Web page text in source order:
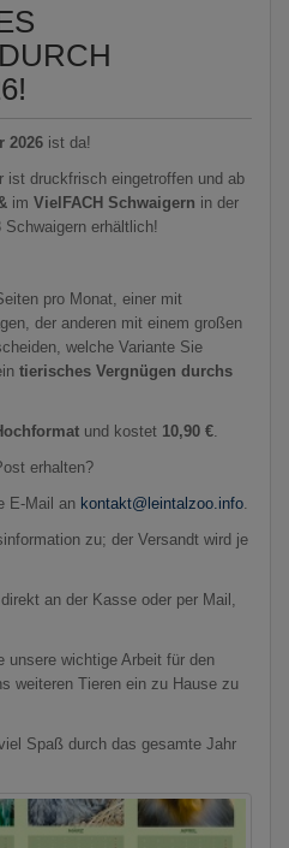
2026 ist da!
ist druckfrisch eingetroffen und ab
im VielFACH Schwaigern in der
erhältlich!
pro Monat, einer mit
der anderen mit einem großen
welche Variante Sie
tierisches Vergnügen durchs
und kostet 10,90 €
erhalten?
E-Mail an kontakt@leintalzoo.info
zu; der Versandt wird je
an der Kasse oder per Mail,
unsere wichtige Arbeit für den
weiteren Tieren ein zu Hause zu
Spaß durch das gesamte Jahr